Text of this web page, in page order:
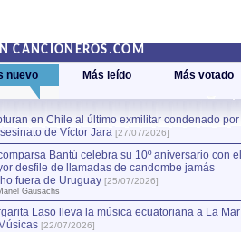
CANCIONEROS.COM
nuevo Más leído Más votado
en Chile al último exmilitar condenado por
de Víctor Jara [27/07/2026]
Bantú celebra su 10º aniversario con el
desfile de llamadas de candombe jamás
fuera de Uruguay [25/07/2026]
Gausachs
Laso lleva la música ecuatoriana a La Mar
[22/07/2026]